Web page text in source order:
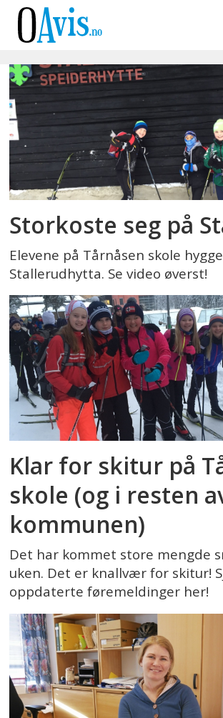
Emne:
snøføre
Storkoste seg på
Elevene på Tårnåsen skole
Stallerudhytta. Se video øverst!
Klar for skitur på
skole (og i resten
kommunen)
Det har kommet store mengde
uken. Det er knallvær for skitur!
oppdaterte føremeldinger her!